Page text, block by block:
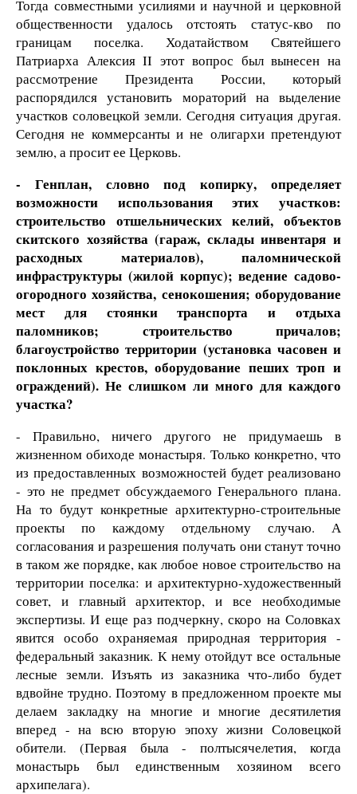
Тогда совместными усилиями и научной и церковной
общественности удалось отстоять статус-кво по
границам поселка. Ходатайством Святейшего
Патриарха Алексия II этот вопрос был вынесен на
рассмотрение Президента России, который
распорядился установить мораторий на выделение
участков соловецкой земли. Сегодня ситуация другая.
Сегодня не коммерсанты и не олигархи претендуют
землю, а просит ее Церковь.
- Генплан, словно под копирку, определяет
возможности использования этих участков:
строительство отшельнических келий, объектов
скитского хозяйства (гараж, склады инвентаря и
расходных материалов), паломнической
инфраструктуры (жилой корпус); ведение садово-
огородного хозяйства, сенокошения; оборудование
мест для стоянки транспорта и отдыха
паломников; строительство причалов;
благоустройство территории (установка часовен и
поклонных крестов, оборудование пеших троп и
ограждений). Не слишком ли много для каждого
участка?
- Правильно, ничего другого не придумаешь в
жизненном обиходе монастыря. Только конкретно, что
из предоставленных возможностей будет реализовано
- это не предмет обсуждаемого Генерального плана.
На то будут конкретные архитектурно-строительные
проекты по каждому отдельному случаю. А
согласования и разрешения получать они станут точно
в таком же порядке, как любое новое строительство на
территории поселка: и архитектурно-художественный
совет, и главный архитектор, и все необходимые
экспертизы. И еще раз подчеркну, скоро на Соловках
явится особо охраняемая природная территория -
федеральный заказник. К нему отойдут все остальные
лесные земли. Изъять из заказника что-либо будет
вдвойне трудно. Поэтому в предложенном проекте мы
делаем закладку на многие и многие десятилетия
вперед - на всю вторую эпоху жизни Соловецкой
обители. (Первая была - полтысячелетия, когда
монастырь был единственным хозяином всего
архипелага).